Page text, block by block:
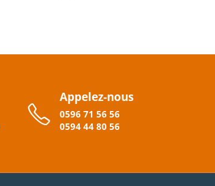
Appelez-nous
0596 71 56 56
0594 44 80 56